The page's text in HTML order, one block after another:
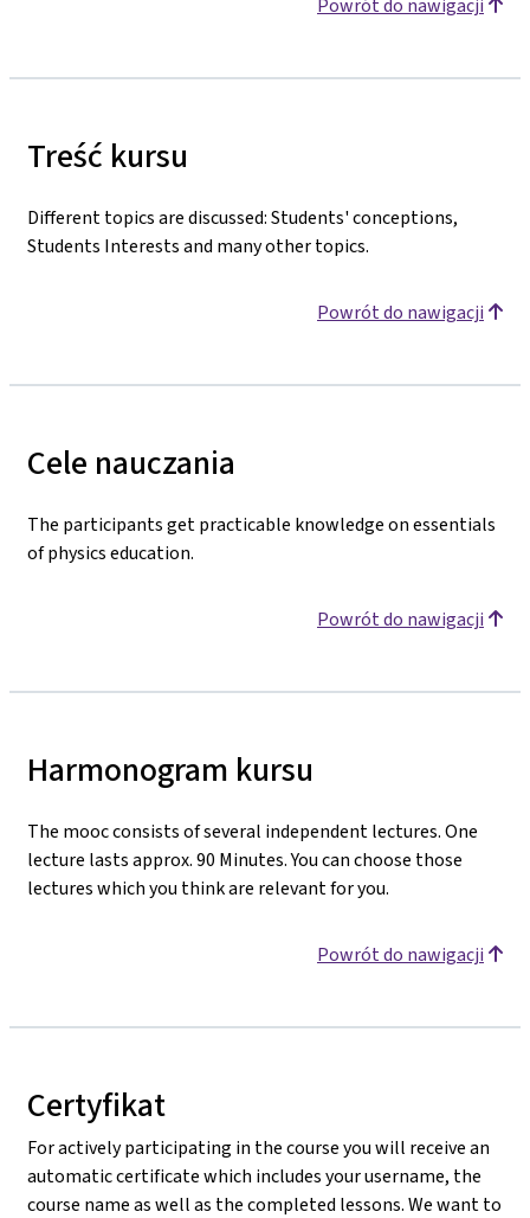
Treść kursu
Different topics are discussed: Students' conceptions,
Students Interests and many other topics.
Powrót do nawigacji
Cele nauczania
The participants get practicable knowledge on essentials
of physics education.
Powrót do nawigacji
Harmonogram kursu
The mooc consists of several independent lectures. One
lecture lasts approx. 90 Minutes. You can choose those
lectures which you think are relevant for you.
Powrót do nawigacji
Certyfikat
For actively participating in the course you will receive an
automatic certificate which includes your username, the
course name as well as the completed lessons. We want to